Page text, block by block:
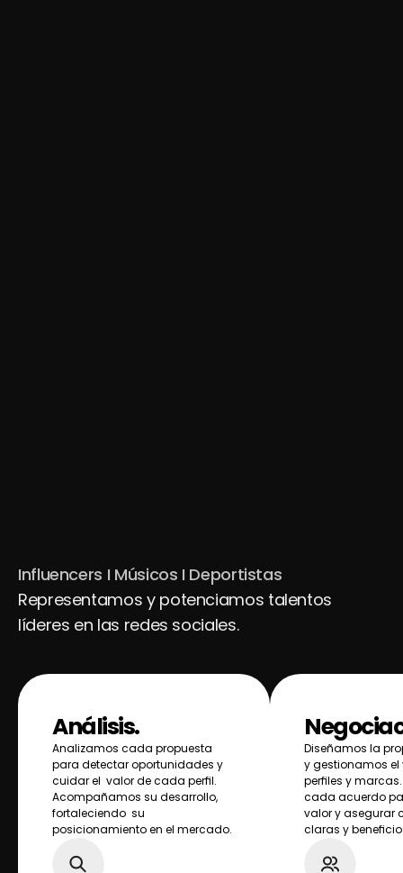
Influencers I Músicos I Deportistas
Representamos y potenciamos talentos
líderes en las redes sociales.
Análisis.
Analizamos cada propuesta
para detectar oportunidades y
cuidar el  valor de cada perfil.
Acompañamos su desarrollo,
fortaleciendo  su
posicionamiento en el mercado.
Diseñamos la
y gestionamos el
perfiles y
cada acuerdo
valor y asegurar
claras y